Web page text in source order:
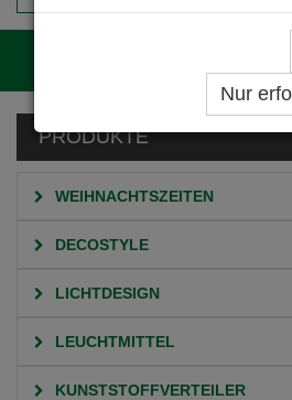
Nur
PRODUKTE
WEIHNACHTSZEITEN
DECOSTYLE
LICHTDESIGN
LEUCHTMITTEL
KUNSTSTOFFVERTEILER